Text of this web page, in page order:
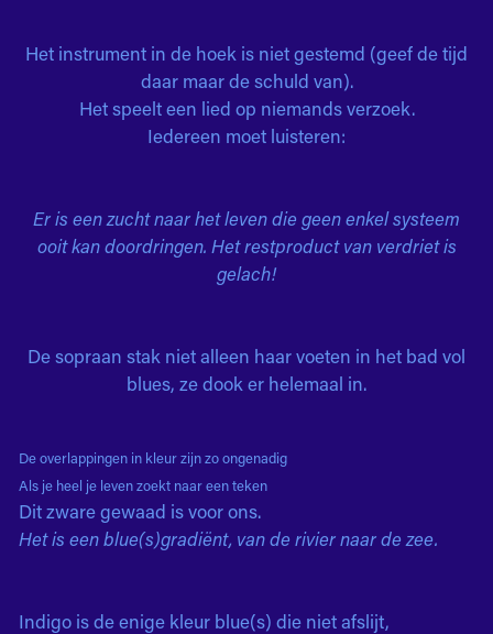
Het instrument in de hoek is niet gestemd (geef de tijd
daar maar de schuld van).
Het speelt een lied op niemands verzoek.
Iedereen moet luisteren:
Er is een zucht naar het leven die geen enkel systeem
ooit kan doordringen. Het restproduct van verdriet is
gelach!
De sopraan stak niet alleen haar voeten in het bad vol
blues, ze dook er helemaal in.
De overlappingen in kleur zijn zo ongenadig
Als je heel je leven zoekt naar een teken
Dit zware gewaad is voor ons.
Het is een blue(s)gradiënt, van de rivier naar de zee.
Indigo is de enige kleur blue(s) die niet afslijt,